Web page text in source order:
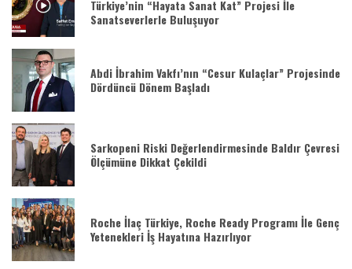
Türkiye’nin “Hayata Sanat Kat” Projesi İle
Sanatseverlerle Buluşuyor
Abdi İbrahim Vakfı’nın “Cesur Kulaçlar” Projesinde
Dördüncü Dönem Başladı
Sarkopeni Riski Değerlendirmesinde Baldır Çevresi
Ölçümüne Dikkat Çekildi
Roche İlaç Türkiye, Roche Ready Programı İle Genç
Yetenekleri İş Hayatına Hazırlıyor